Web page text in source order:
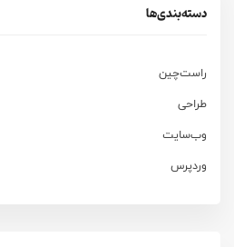
دسته‌بندی‌ها
راست‌چین
طراحی
وب‌سایت
وردپرس